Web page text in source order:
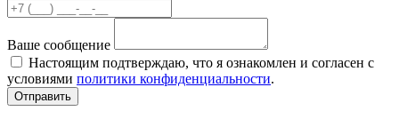
Ваше сообщение
Настоящим подтверждаю, что я ознакомлен и согласен с
условиями политики конфиденциальности.